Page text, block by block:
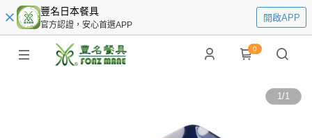
豐名日本餐具
官方認證，安心首選APP
開啟APP
0
1/1